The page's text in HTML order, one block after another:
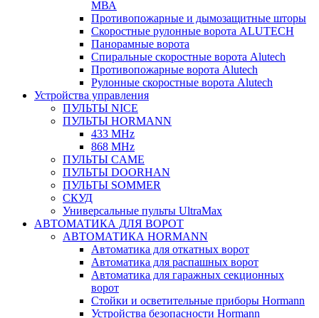
МВА
Противопожарные и дымозащитные шторы
Скоростные рулонные ворота ALUTECH
Панорамные ворота
Спиральные скоростные ворота Alutech
Противопожарные ворота Alutech
Рулонные скоростные ворота Alutech
Устройства управления
ПУЛЬТЫ NICE
ПУЛЬТЫ HORMANN
433 MHz
868 MHz
ПУЛЬТЫ CAME
ПУЛЬТЫ DOORHAN
ПУЛЬТЫ SOMMER
СКУД
Универсальные пульты UltraMax
АВТОМАТИКА ДЛЯ ВОРОТ
АВТОМАТИКА HORMANN
Автоматика для откатных ворот
Автоматика для распашных ворот
Автоматика для гаражных секционных
ворот
Стойки и осветительные приборы Hormann
Устройства безопасности Hormann